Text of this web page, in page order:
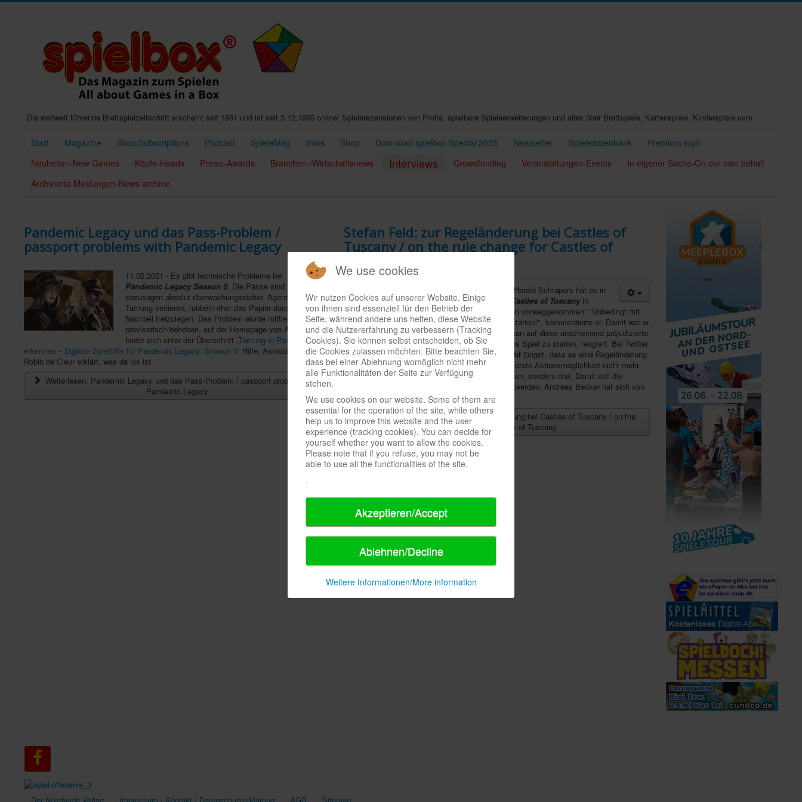
Die weltweit führende Brettspielzeitschrift erscheint seit 1981 und ist seit 3.12.1995 online! Spielerezensionen von Profis, spielbare Spieleerweiterungen und alles über Brettspiele, Kartenspiele, Kinderspiele uvm.
Start Magazine Abos/Subscriptions Podcast SpieleMag Infos Shop Download spielbox Special 2025 Newsletter Spieledatenbank
Premium login
Neuheiten-New Games
Köpfe-Heads Preise-Awards Branchen-/Wirtschaftsnews Interviews Crowdfunding Veranstaltungen-Events
In eigener Sache-On our own behalf
Archivierte Meldungen-News archive
Pandemic Legacy und das Pass-Problem /
passport problems with Pandemic Legacy
11.02.2021 - Es gibt technische Probleme bei
Pandemic Legacy Season 0. Die Pässe sind
sozusagen absolut überwachungssicher. Agenten, die eine
Tarnung verlieren, rubbeln eher das Papier durch, als einen
Nachteil freizulegen. Das Problem wurde mittlerweile
provisorisch behoben, auf der Homepage von Asmodee
findet sich unter der Überschrift „Tarnung in Pässen
erkennen – Digitale Spielhilfe für Pandemic Legacy: Season 0“ Hilfe. Asmodee-Sprecher
Robin de Cleur erklärt, was da los ist.
Weiterlesen: Pandemic Legacy und das Pass-Problem / passport problems with
Pandemic Legacy
Stefan Feld: zur Regeländerung bei Castles of
Tuscany / on the rule change for Castles of
14.01.2021 - Unser Kollege Harald Schrapers hat es in
seiner Bewertung von
The Castles of Tuscanyin
spielbox6/2020 quasi schon vorweggenommen: "Unbedingt mit
dem ,+1 Spielkarte'-Bonus starten!", kommentierte er. Damit war er
nicht alleine. BeiAlea
hat man auf diese anscheinend präjudizierte
Notwendigkeit, um besser ins Spiel zu starten, reagiert. Bei Twitter
verkündete AutorStefan Feld jüngst, dass es eine Regeländerung
geben wird: Künftig wird die erste Aktionsmöglichkeit nicht mehr
zwei Karten nachziehen lauten, sondern drei. Damit soll die
Bonusaktion abgeschwächt werden. Andreas Becker hat sich von
Stefan Feld die Hintergründe erklären lassen.
Weiterlesen: Stefan Feld: zur Regeländerung bei Castles of Tuscany / on the
rule change for Castles of Tuscany
Der Nostheide Verlag Impressum / Kontakt / Datenschutzerklärung AGB Sitemap
We use cookies
Wir nutzen Cookies auf unserer Website. Einige
von ihnen sind essenziell für den Betrieb der
Seite, während andere uns helfen, diese Website
und die Nutzererfahrung zu verbessern (Tracking
Cookies). Sie können selbst entscheiden, ob Sie
die Cookies zulassen möchten. Bitte beachten Sie,
dass bei einer Ablehnung womöglich nicht mehr
alle Funktionalitäten der Seite zur Verfügung
stehen.
We use cookies on our website. Some of them are
essential for the operation of the site, while others
help us to improve this website and the user
experience (tracking cookies). You can decide for
yourself whether you want to allow the cookies.
Please note that if you refuse, you may not be
able to use all the functionalities of the site.
.
Akzeptieren/Accept
Ablehnen/Decline
Weitere Informationen/More information